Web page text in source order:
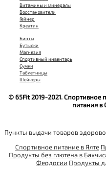
Витамины и минералы
Восстановители
Гейнер
Креатин
Бинты
Бутылки
Магнезия
Спортивный инвентарь
Сумки
Таблетницы
Шейкеры
© 65Fit 2019-2021. Спортивное
питания
Пункты выдачи товаров
Спортивное питание в Ялте
Продукты без глютена в
Феодосии Продукты